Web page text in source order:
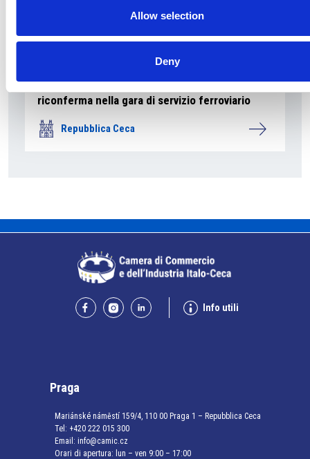
Allow selection
Deny
La società pubblica České dráhy verso la
riconferma nella gara di servizio ferroviario
Repubblica Ceca
Info utili
Praga
Mariánské náměstí 159/4, 110 00 Praga 1 – Repubblica Ceca
Tel: +420 222 015 300
Email: info@camic.cz
Orari di apertura: lun – ven 9:00 – 17:00